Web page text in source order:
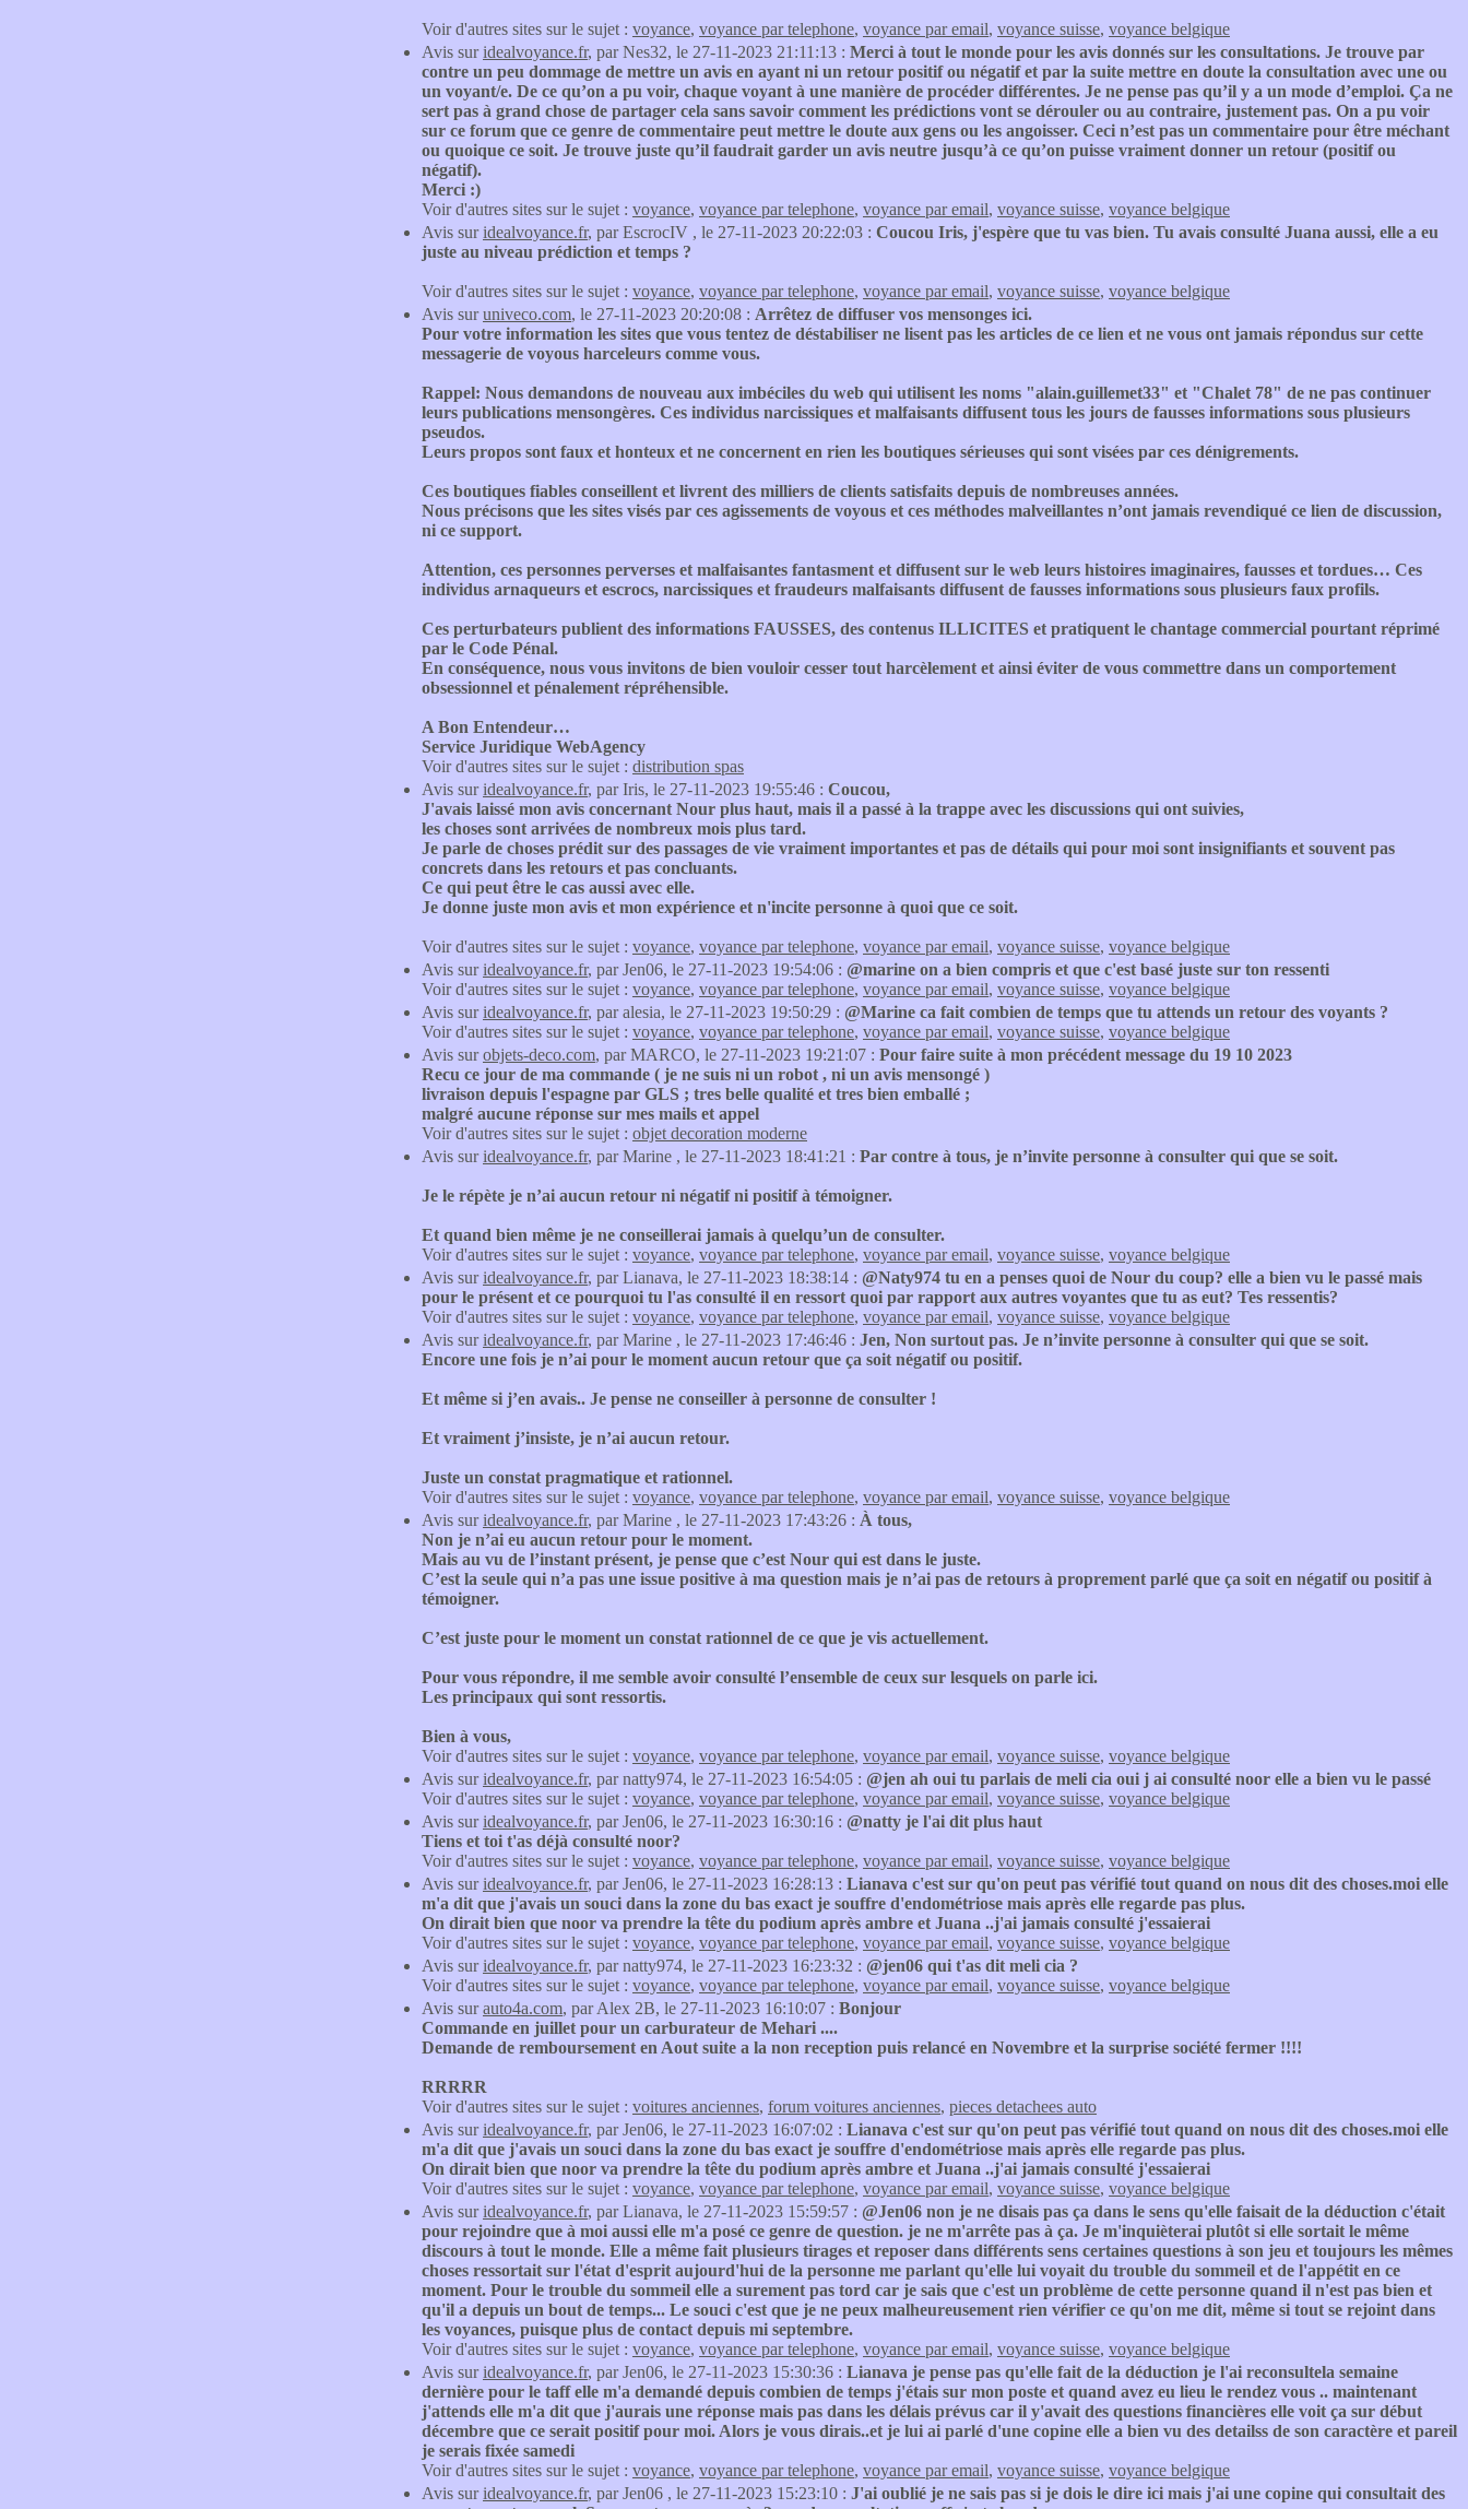
Voir d'autres sites sur le sujet : voyance, voyance par telephone, voyance par email, voyance suisse, voyance belgique
Avis suridealvoyance.fr, par Nes32, le 27-11-2023 21:11:13 : Merci à tout le monde pour les avis donnés sur les consultations. Je trouve par
contre un peu dommage de mettre un avis en ayant ni un retour positif ou négatif et par la suite mettre en doute la consultation avec une ou
un voyant/e. De ce qu’on a pu voir, chaque voyant à une manière de procéder différentes. Je ne pense pas qu’il y a un mode d’emploi. Ça ne
sert pas à grand chose de partager cela sans savoir comment les prédictions vont se dérouler ou au contraire, justement pas. On a pu voir
sur ce forum que ce genre de commentaire peut mettre le doute aux gens ou les angoisser. Ceci n’est pas un commentaire pour être méchant
ou quoique ce soit. Je trouve juste qu’il faudrait garder un avis neutre jusqu’à ce qu’on puisse vraiment donner un retour (positif ou
négatif).
Merci :)
Voir d'autres sites sur le sujet : voyance, voyance par telephone, voyance par email, voyance suisse, voyance belgique
Avis suridealvoyance.fr, par EscrocIV , le 27-11-2023 20:22:03 : Coucou Iris, j'espère que tu vas bien. Tu avais consulté Juana aussi, elle a eu
juste au niveau prédiction et temps ?
Voir d'autres sites sur le sujet : voyance, voyance par telephone, voyance par email, voyance suisse, voyance belgique
Avis suruniveco.com, le 27-11-2023 20:20:08 : Arrêtez de diffuser vos mensonges ici.
Pour votre information les sites que vous tentez de déstabiliser ne lisent pas les articles de ce lien et ne vous ont jamais répondus sur cette
messagerie de voyous harceleurs comme vous.
Rappel: Nous demandons de nouveau aux imbéciles du web qui utilisent les noms "alain.guillemet33" et "Chalet 78" de ne pas continuer
leurs publications mensongères. Ces individus narcissiques et malfaisants diffusent tous les jours de fausses informations sous plusieurs
pseudos.
Leurs propos sont faux et honteux et ne concernent en rien les boutiques sérieuses qui sont visées par ces dénigrements.
Ces boutiques fiables conseillent et livrent des milliers de clients satisfaits depuis de nombreuses années.
Nous précisons que les sites visés par ces agissements de voyous et ces méthodes malveillantes n’ont jamais revendiqué ce lien de discussion,
ni ce support.
Attention, ces personnes perverses et malfaisantes fantasment et diffusent sur le web leurs histoires imaginaires, fausses et tordues… Ces
individus arnaqueurs et escrocs, narcissiques et fraudeurs malfaisants diffusent de fausses informations sous plusieurs faux profils.
Ces perturbateurs publient des informations FAUSSES, des contenus ILLICITES et pratiquent le chantage commercial pourtant réprimé
par le Code Pénal.
En conséquence, nous vous invitons de bien vouloir cesser tout harcèlement et ainsi éviter de vous commettre dans un comportement
obsessionnel et pénalement répréhensible.
A Bon Entendeur…
Service Juridique WebAgency
Voir d'autres sites sur le sujet : distribution spas
Avis suridealvoyance.fr, par Iris, le 27-11-2023 19:55:46 : Coucou,
J'avais laissé mon avis concernant Nour plus haut, mais il a passé à la trappe avec les discussions qui ont suivies,
les choses sont arrivées de nombreux mois plus tard.
Je parle de choses prédit sur des passages de vie vraiment importantes et pas de détails qui pour moi sont insignifiants et souvent pas
concrets dans les retours et pas concluants.
Ce qui peut être le cas aussi avec elle.
Je donne juste mon avis et mon expérience et n'incite personne à quoi que ce soit.
Voir d'autres sites sur le sujet : voyance, voyance par telephone, voyance par email, voyance suisse, voyance belgique
Avis suridealvoyance.fr, par Jen06, le 27-11-2023 19:54:06 : @marine on a bien compris et que c'est basé juste sur ton ressenti
Voir d'autres sites sur le sujet : voyance, voyance par telephone, voyance par email, voyance suisse, voyance belgique
Avis suridealvoyance.fr, par alesia, le 27-11-2023 19:50:29 : @Marine ca fait combien de temps que tu attends un retour des voyants ?
Voir d'autres sites sur le sujet : voyance, voyance par telephone, voyance par email, voyance suisse, voyance belgique
Avis surobjets-deco.com, par MARCO, le 27-11-2023 19:21:07 : Pour faire suite à mon précédent message du 19 10 2023
Recu ce jour de ma commande ( je ne suis ni un robot , ni un avis mensongé )
livraison depuis l'espagne par GLS ; tres belle qualité et tres bien emballé ;
malgré aucune réponse sur mes mails et appel
Voir d'autres sites sur le sujet : objet decoration moderne
Avis suridealvoyance.fr, par Marine , le 27-11-2023 18:41:21 : Par contre à tous, je n’invite personne à consulter qui que se soit.
Je le répète je n’ai aucun retour ni négatif ni positif à témoigner.
Et quand bien même je ne conseillerai jamais à quelqu’un de consulter.
Voir d'autres sites sur le sujet : voyance, voyance par telephone, voyance par email, voyance suisse, voyance belgique
Avis suridealvoyance.fr, par Lianava, le 27-11-2023 18:38:14 : @Naty974 tu en a penses quoi de Nour du coup? elle a bien vu le passé mais
pour le présent et ce pourquoi tu l'as consulté il en ressort quoi par rapport aux autres voyantes que tu as eut? Tes ressentis?
Voir d'autres sites sur le sujet : voyance, voyance par telephone, voyance par email, voyance suisse, voyance belgique
Avis suridealvoyance.fr, par Marine , le 27-11-2023 17:46:46 : Jen, Non surtout pas. Je n’invite personne à consulter qui que se soit.
Encore une fois je n’ai pour le moment aucun retour que ça soit négatif ou positif.
Et même si j’en avais.. Je pense ne conseiller à personne de consulter !
Et vraiment j’insiste, je n’ai aucun retour.
Juste un constat pragmatique et rationnel.
Voir d'autres sites sur le sujet : voyance, voyance par telephone, voyance par email, voyance suisse, voyance belgique
Avis suridealvoyance.fr, par Marine , le 27-11-2023 17:43:26 : À tous,
Non je n’ai eu aucun retour pour le moment.
Mais au vu de l’instant présent, je pense que c’est Nour qui est dans le juste.
C’est la seule qui n’a pas une issue positive à ma question mais je n’ai pas de retours à proprement parlé que ça soit en négatif ou positif à
témoigner.
C’est juste pour le moment un constat rationnel de ce que je vis actuellement.
Pour vous répondre, il me semble avoir consulté l’ensemble de ceux sur lesquels on parle ici.
Les principaux qui sont ressortis.
Bien à vous,
Voir d'autres sites sur le sujet : voyance, voyance par telephone, voyance par email, voyance suisse, voyance belgique
Avis suridealvoyance.fr, par natty974, le 27-11-2023 16:54:05 : @jen ah oui tu parlais de meli cia oui j ai consulté noor elle a bien vu le passé
Voir d'autres sites sur le sujet : voyance, voyance par telephone, voyance par email, voyance suisse, voyance belgique
Avis suridealvoyance.fr, par Jen06, le 27-11-2023 16:30:16 : @natty je l'ai dit plus haut
Tiens et toi t'as déjà consulté noor?
Voir d'autres sites sur le sujet : voyance, voyance par telephone, voyance par email, voyance suisse, voyance belgique
Avis suridealvoyance.fr, par Jen06, le 27-11-2023 16:28:13 : Lianava c'est sur qu'on peut pas vérifié tout quand on nous dit des choses.moi elle
m'a dit que j'avais un souci dans la zone du bas exact je souffre d'endométriose mais après elle regarde pas plus.
On dirait bien que noor va prendre la tête du podium après ambre et Juana ..j'ai jamais consulté j'essaierai
Voir d'autres sites sur le sujet : voyance, voyance par telephone, voyance par email, voyance suisse, voyance belgique
Avis suridealvoyance.fr, par natty974, le 27-11-2023 16:23:32 : @jen06 qui t'as dit meli cia ?
Voir d'autres sites sur le sujet : voyance, voyance par telephone, voyance par email, voyance suisse, voyance belgique
Avis surauto4a.com, par Alex 2B, le 27-11-2023 16:10:07 : Bonjour
Commande en juillet pour un carburateur de Mehari ....
Demande de remboursement en Aout suite a la non reception puis relancé en Novembre et la surprise société fermer !!!!
RRRRR
Voir d'autres sites sur le sujet : voitures anciennes, forum voitures anciennes, pieces detachees auto
Avis suridealvoyance.fr, par Jen06, le 27-11-2023 16:07:02 : Lianava c'est sur qu'on peut pas vérifié tout quand on nous dit des choses.moi elle
m'a dit que j'avais un souci dans la zone du bas exact je souffre d'endométriose mais après elle regarde pas plus.
On dirait bien que noor va prendre la tête du podium après ambre et Juana ..j'ai jamais consulté j'essaierai
Voir d'autres sites sur le sujet : voyance, voyance par telephone, voyance par email, voyance suisse, voyance belgique
Avis suridealvoyance.fr, par Lianava, le 27-11-2023 15:59:57 : @Jen06 non je ne disais pas ça dans le sens qu'elle faisait de la déduction c'était
pour rejoindre que à moi aussi elle m'a posé ce genre de question. je ne m'arrête pas à ça. Je m'inquièterai plutôt si elle sortait le même
discours à tout le monde. Elle a même fait plusieurs tirages et reposer dans différents sens certaines questions à son jeu et toujours les mêmes
choses ressortait sur l'état d'esprit aujourd'hui de la personne me parlant qu'elle lui voyait du trouble du sommeil et de l'appétit en ce
moment. Pour le trouble du sommeil elle a surement pas tord car je sais que c'est un problème de cette personne quand il n'est pas bien et
qu'il a depuis un bout de temps... Le souci c'est que je ne peux malheureusement rien vérifier ce qu'on me dit, même si tout se rejoint dans
les voyances, puisque plus de contact depuis mi septembre.
Voir d'autres sites sur le sujet : voyance, voyance par telephone, voyance par email, voyance suisse, voyance belgique
Avis suridealvoyance.fr, par Jen06, le 27-11-2023 15:30:36 : Lianava je pense pas qu'elle fait de la déduction je l'ai reconsultela semaine
dernière pour le taff elle m'a demandé depuis combien de temps j'étais sur mon poste et quand avez eu lieu le rendez vous .. maintenant
j'attends elle m'a dit que j'aurais une réponse mais pas dans les délais prévus car il y'avait des questions financières elle voit ça sur début
décembre que ce serait positif pour moi. Alors je vous dirais..et je lui ai parlé d'une copine elle a bien vu des detailss de son caractère et pareil
je serais fixée samedi
Voir d'autres sites sur le sujet : voyance, voyance par telephone, voyance par email, voyance suisse, voyance belgique
Avis suridealvoyance.fr, par Jen06 , le 27-11-2023 15:23:10 : J'ai oublié je ne sais pas si je dois le dire ici mais j'ai une copine qui consultait des